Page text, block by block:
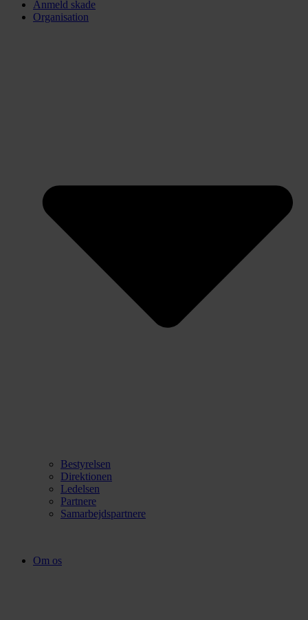
Anmeld skade
Organisation
Bestyrelsen
Direktionen
Ledelsen
Partnere
Samarbejdspartnere
Om os